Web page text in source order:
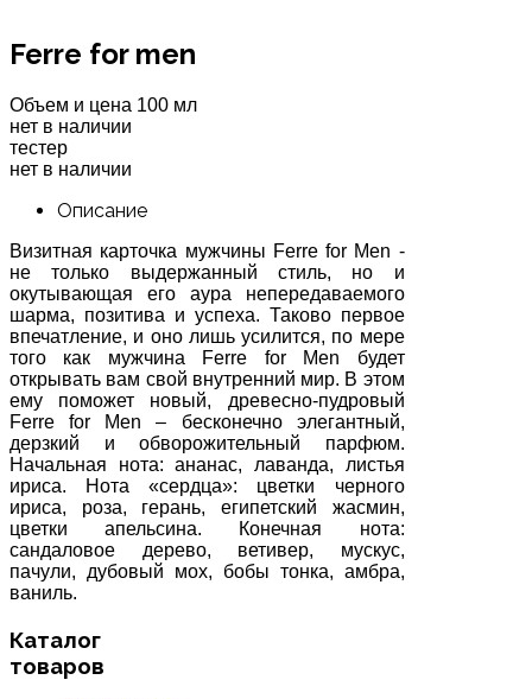
Ferre for men
Объем и цена 100 мл
нет в наличии
тестер
нет в наличии
Описание
Визитная карточка мужчины Ferre for Men -
не только выдержанный стиль, но и
окутывающая его аура непередаваемого
шарма, позитива и успеха. Таково первое
впечатление, и оно лишь усилится, по мере
того как мужчина Ferre for Men будет
открывать вам свой внутренний мир. В этом
ему поможет новый, древесно-пудровый
Ferre for Men – бесконечно элегантный,
дерзкий и обворожительный парфюм.
Начальная нота: ананас, лаванда, листья
ириса. Нота «сердца»: цветки черного
ириса, роза, герань, египетский жасмин,
цветки апельсина. Конечная нота:
сандаловое дерево, ветивер, мускус,
пачули, дубовый мох, бобы тонка, амбра,
ваниль.
Каталог
товаров